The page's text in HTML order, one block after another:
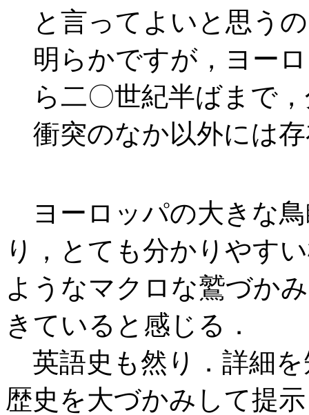
と言ってよいと思う
明らかですが，ヨー
ら二〇世紀半ばまで
衝突のなか以外には
ヨーロッパの大きな
り，とても分かりやす
ようなマクロな鷲づか
きていると感じる．
英語史も然り．詳細
歴史を大づかみして提